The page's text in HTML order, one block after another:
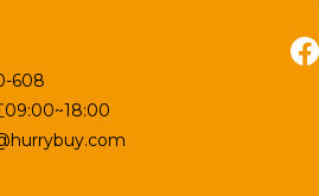
608
09:00~18:00